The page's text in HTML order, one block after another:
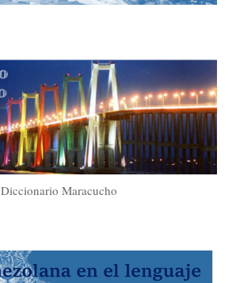
Diccionario Maracucho